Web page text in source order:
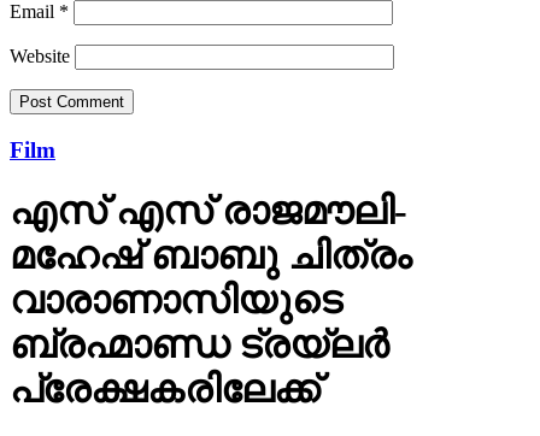
Email *
Website
Film
എസ് എസ് രാജമൗലി-
മഹേഷ് ബാബു ചിത്രം
വാരാണാസിയുടെ
ബ്രഹ്മാണ്ഡ ട്രയ്ലർ
പ്രേക്ഷകരിലേക്ക്